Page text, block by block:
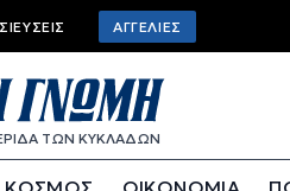
Top
bar
menu
ΑΓΓΕΛΊΕΣ
ΤΩΝ ΚΥΚΛΑΔΩΝ